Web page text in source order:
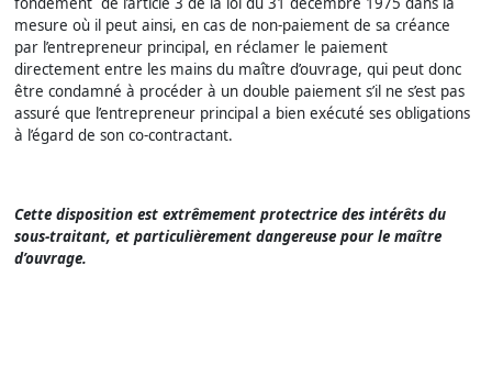
mesure où il peut ainsi, en cas de non-paiement de sa créance
par l’entrepreneur principal, en réclamer le paiement
directement entre les mains du maître d’ouvrage, qui peut donc
être condamné à procéder à un double paiement s’il ne s’est pas
assuré que l’entrepreneur principal a bien exécuté ses obligations
à l’égard de son co-contractant.
Cette disposition est extrêmement protectrice des intérêts du
sous-traitant, et particulièrement dangereuse pour le maître
d’ouvrage.